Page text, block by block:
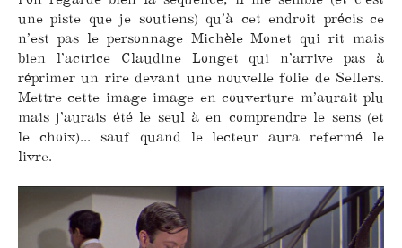
une piste que je soutiens) qu’à cet endroit précis ce
n’est pas le personnage Michèle Monet qui rit mais
bien l’actrice Claudine Longet qui n’arrive pas à
réprimer un rire devant une nouvelle folie de Sellers.
Mettre cette image image en couverture m’aurait plu
mais j’aurais été le seul à en comprendre le sens (et
le choix)... sauf quand le lecteur aura refermé le
livre.